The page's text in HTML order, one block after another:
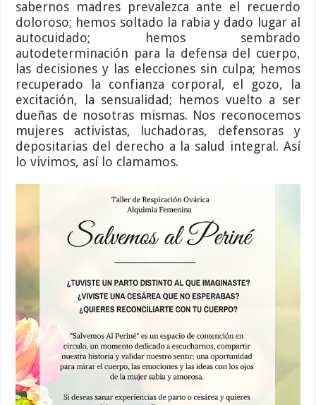
sabernos madres prevalezca ante el recuerdo
doloroso; hemos soltado la rabia y dado lugar al
autocuidado; hemos sembrado
autodeterminación para la defensa del cuerpo,
las decisiones y las elecciones sin culpa; hemos
recuperado la confianza corporal, el gozo, la
excitación, la sensualidad; hemos vuelto a ser
dueñas de nosotras mismas. Nos reconocemos
mujeres activistas, luchadoras, defensoras y
depositarias del derecho a la salud integral. Así
lo vivimos, así lo clamamos.